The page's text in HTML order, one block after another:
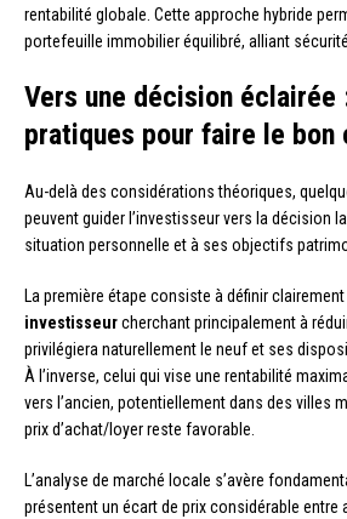
rentabilité globale. Cette approche hybride
portefeuille immobilier équilibré, alliant
Vers une décision éclairée
pratiques pour faire le bon
Au-delà des considérations théoriques,
peuvent guider l’investisseur vers la décision
situation personnelle et à ses objectifs
La première étape consiste à définir
investisseurcherchant principalement à
privilégiera naturellement le neuf et ses
À l’inverse, celui qui vise une rentabilité
vers l’ancien, potentiellement dans des villes
prix d’achat/loyer reste favorable.
L’analyse de marché locale s’avère
présentent un écart de prix considérable entre